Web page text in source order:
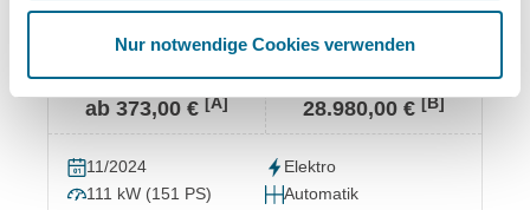
Nur notwendige Cookies verwenden
mtl. finanzieren
ab 373,00 € [A]
Kaufpreis
28.980,00 € [B]
11/2024
Elektro
111 kW (151 PS)
Automatik